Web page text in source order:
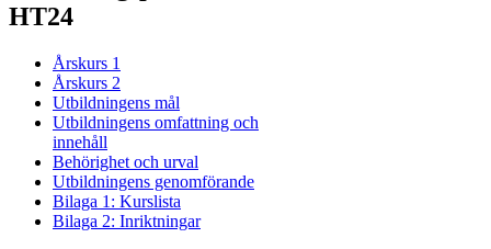
HT24
Årskurs 1
Årskurs 2
Utbildningens mål
Utbildningens omfattning och
innehåll
Behörighet och urval
Utbildningens genomförande
Bilaga 1: Kurslista
Bilaga 2: Inriktningar